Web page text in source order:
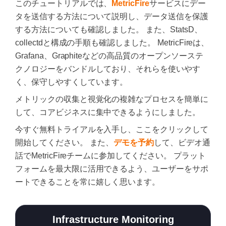
このチュートリアルでは、 MetricFireサービスにデー
タを送信する方法について説明し、データ送信を保護
する方法についても確認しました。 また、StatsD、
collectdと構成の手順も確認しました。 MetricFireは、
Grafana、Graphiteなどの高品質のオープンソーステ
クノロジーをバンドルしており、それらを使いやす
く、保守しやすくしています。
メトリックの収集と視覚化の複雑なプロセスを簡単に
して、コアビジネスに集中できるようにしました。
今すぐ無料トライアルを入手し、ここをクリックして
開始してください。 また、デモを予約して、ビデオ通
話でMetricFireチームに参加してください。 プラット
フォームを最大限に活用できるよう、ユーザーをサポ
ートできることを常に嬉しく思います。
Infrastructure Monitoring